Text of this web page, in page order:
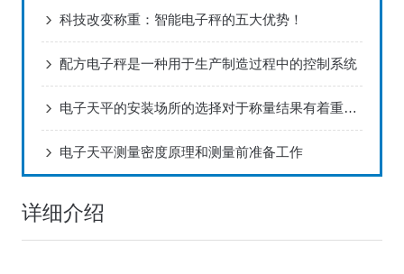
科技改变称重：智能电子秤的五大优势！
配方电子秤是一种用于生产制造过程中的控制系统
电子天平的安装场所的选择对于称量结果有着重要影响
电子天平测量密度原理和测量前准备工作
详细介绍